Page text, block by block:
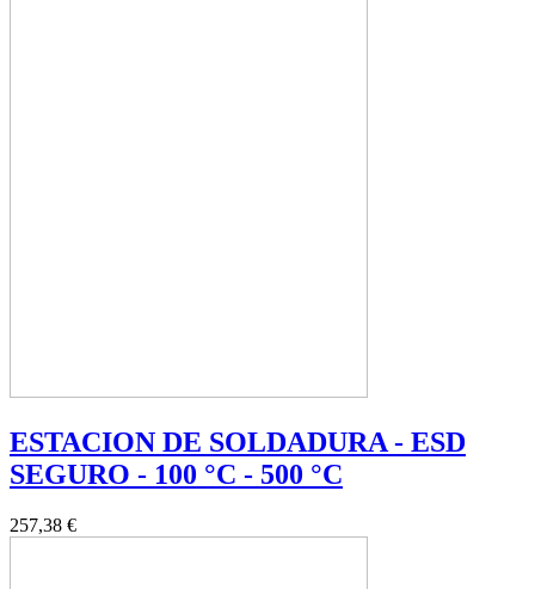
ESTACION DE SOLDADURA - ESD
SEGURO - 100 °C - 500 °C
257,38 €